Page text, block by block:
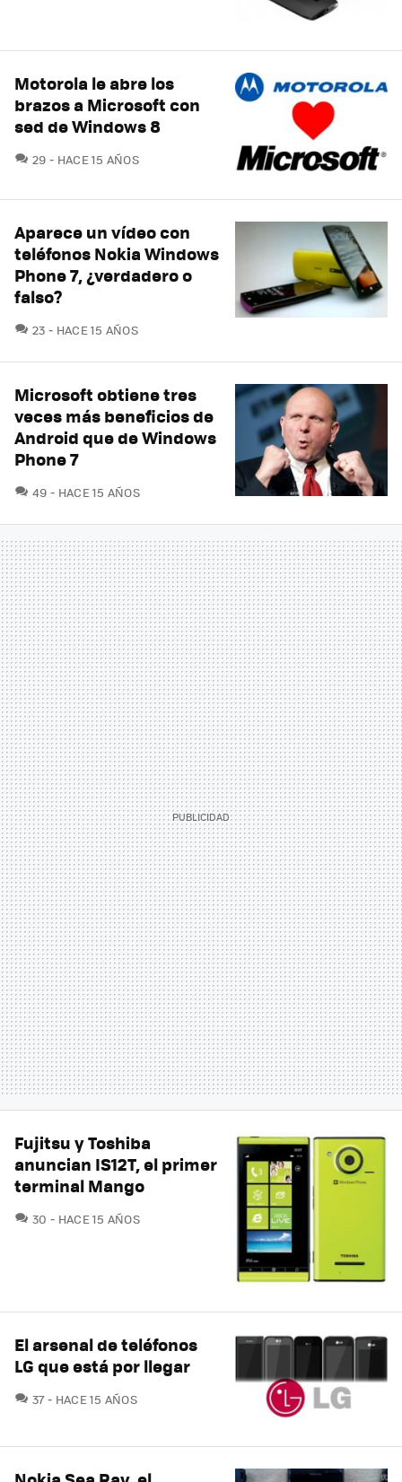
Motorola le abre los
brazos a Microsoft con
sed de Windows 8
29 COMENTARIOS
HACE 15 AÑOS
Aparece un vídeo con
teléfonos Nokia Windows
Phone 7, ¿verdadero o
falso?
23 COMENTARIOS
HACE 15 AÑOS
Microsoft obtiene tres
veces más beneficios de
Android que de Windows
Phone 7
49 COMENTARIOS
HACE 15 AÑOS
Fujitsu y Toshiba
anuncian IS12T, el primer
terminal Mango
30 COMENTARIOS
HACE 15 AÑOS
El arsenal de teléfonos
LG que está por llegar
37COMENTARIOS
HACE 15 AÑOS